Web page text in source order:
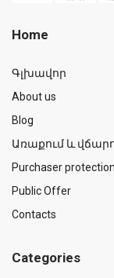
Home
Գլխավոր
About us
Blog
Առաքում և
Purchaser protection
Public Offer
Contacts
Categories